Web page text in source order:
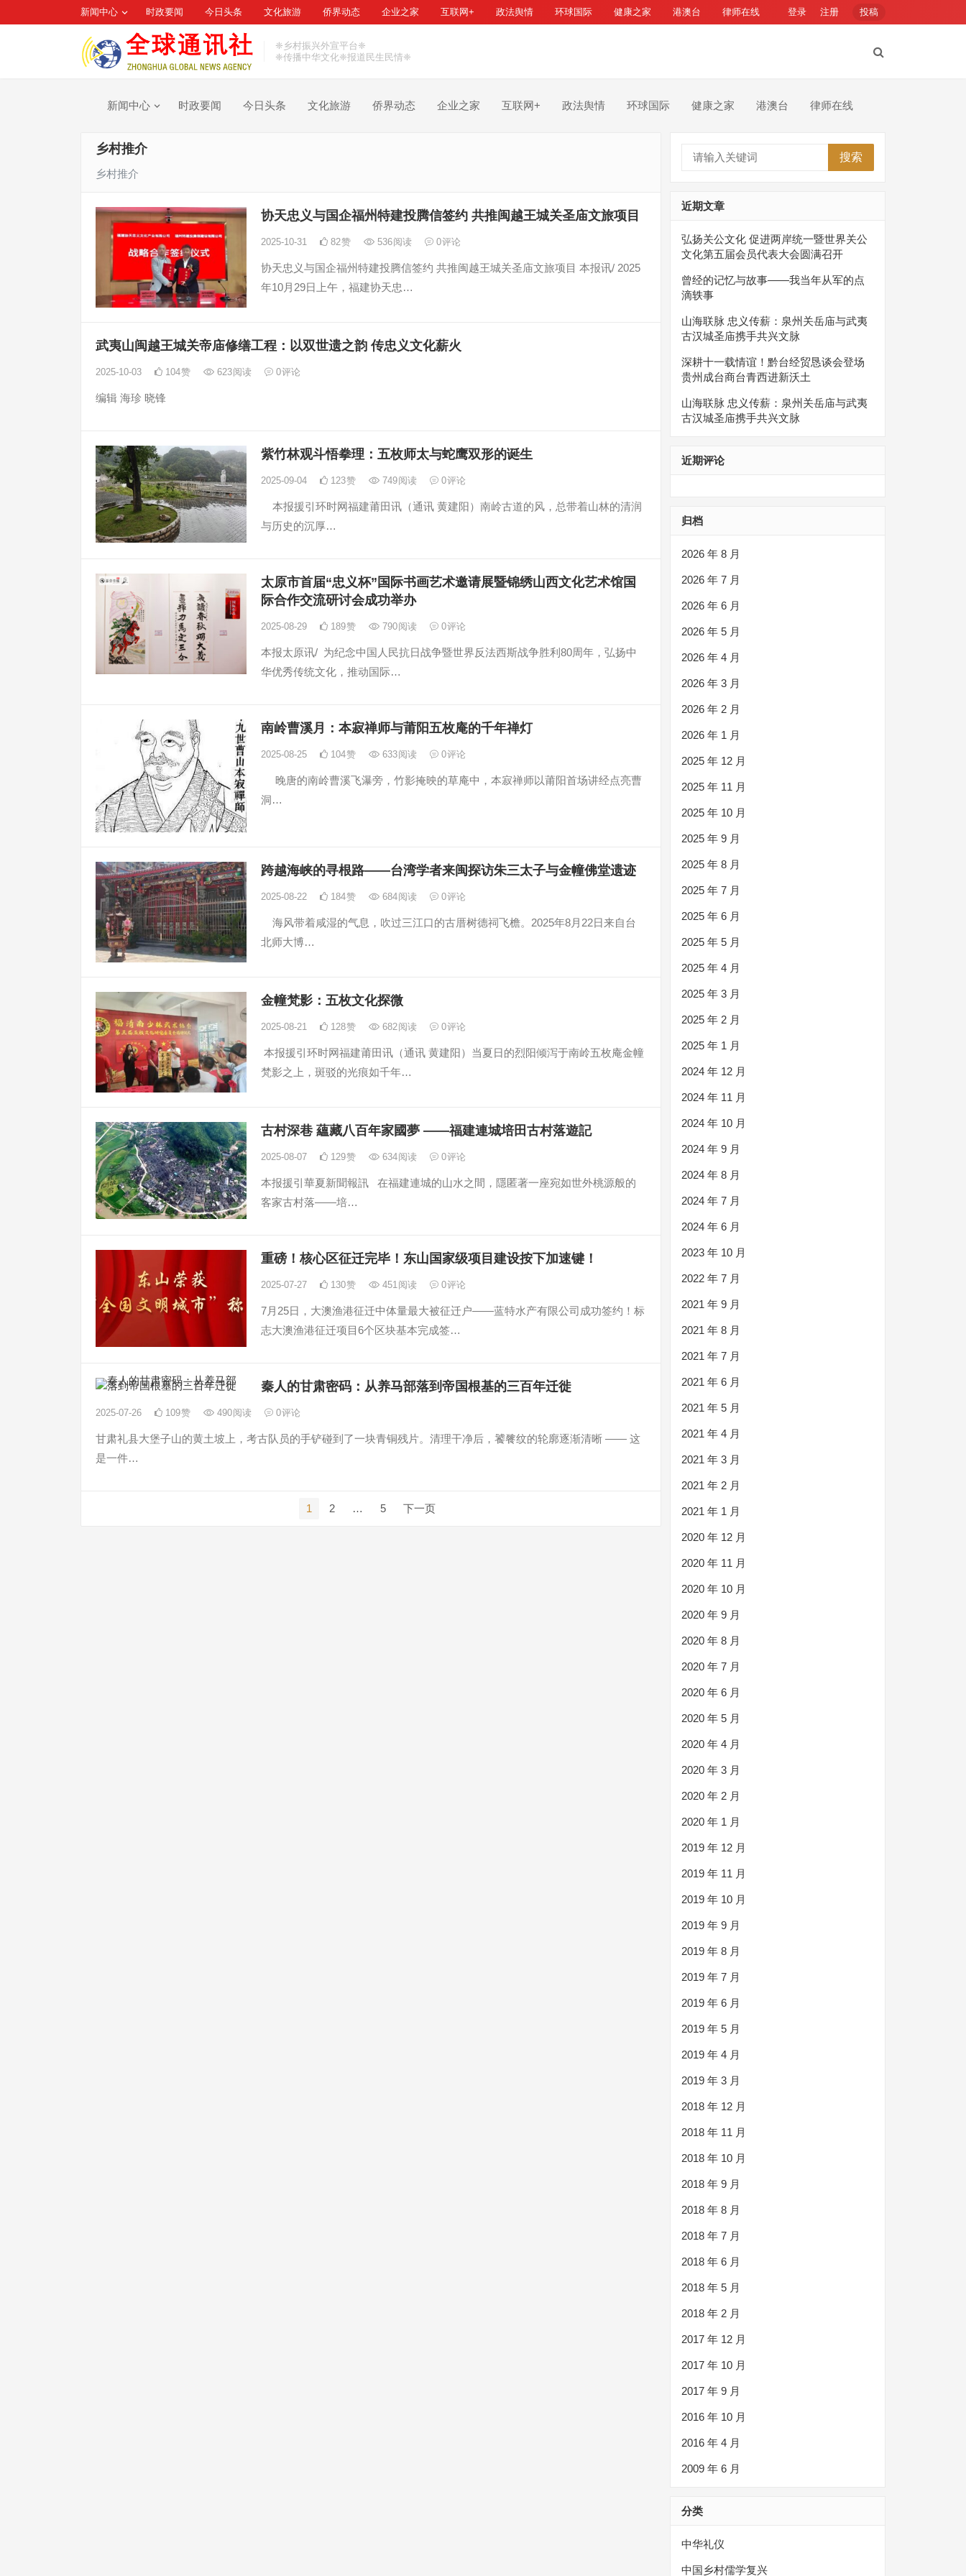
新闻中心 时政要闻 今日头条 文化旅游 侨界动态 企业之家 互联网+ 政法舆情 环球国际 健康之家 港澳台 律师在线 登录 注册 投稿
❈乡村振兴外宣平台❈
❈传播中华文化❈报道民生民情❈
新闻中心 时政要闻 今日头条 文化旅游 侨界动态 企业之家 互联网+ 政法舆情 环球国际 健康之家 港澳台 律师在线
乡村推介
乡村推介
协天忠义与国企福州特建投腾信签约 共推闽越王城关圣庙文旅项目
2025-10-31 82赞 536阅读 0评论
协天忠义与国企福州特建投腾信签约 共推闽越王城关圣庙文旅项目 本报讯/ 2025
年10月29日上午，福建协天忠…
武夷山闽越王城关帝庙修缮工程：以双世遗之韵 传忠义文化薪火
2025-10-03 104赞 623阅读 0评论
编辑 海珍 晓锋
紫竹林观斗悟拳理：五枚师太与蛇鹰双形的诞生
2025-09-04 123赞 749阅读 0评论
本报援引环时网福建莆田讯（通讯 黄建阳）南岭古道的风，总带着山林的清润
与历史的沉厚…
太原市首届“忠义杯”国际书画艺术邀请展暨锦绣山西文化艺术馆国
际合作交流研讨会成功举办
2025-08-29 189赞 790阅读 0评论
本报太原讯/ 为纪念中国人民抗日战争暨世界反法西斯战争胜利80周年，弘扬中
华优秀传统文化，推动国际…
南岭曹溪月：本寂禅师与莆阳五枚庵的千年禅灯
2025-08-25 104赞 633阅读 0评论
晚唐的南岭曹溪飞瀑旁，竹影掩映的草庵中，本寂禅师以莆阳首场讲经点亮曹
洞…
跨越海峡的寻根路——台湾学者来闽探访朱三太子与金幢佛堂遗迹
2025-08-22 184赞 684阅读 0评论
海风带着咸湿的气息，吹过三江口的古厝树德祠飞檐。2025年8月22日来自台
北师大博…
金幢梵影：五枚文化探微
2025-08-21 128赞 682阅读 0评论
本报援引环时网福建莆田讯（通讯 黄建阳）当夏日的烈阳倾泻于南岭五枚庵金幢
梵影之上，斑驳的光痕如千年…
古村深巷 蘊藏八百年家國夢 ——福建連城培田古村落遊記
2025-08-07 129赞 634阅读 0评论
本报援引華夏新聞報訊 在福建連城的山水之間，隱匿著一座宛如世外桃源般的
客家古村落——培…
重磅！核心区征迁完毕！东山国家级项目建设按下加速键！
2025-07-27 130赞 451 阅读 0评论
7月25日，大澳渔港征迁中体量最大被征迁户——蓝特水产有限公司成功签约！标
志大澳渔港征迁项目6个区块基本完成签…
秦人的甘肃密码：从养马部落到帝国根基的三百年迁徙
2025-07-26 109赞 490阅读 0评论
甘肃礼县大堡子山的黄土坡上，考古队员的手铲碰到了一块青铜残片。清理干净后，饕餮纹的轮廓逐渐清晰 —— 这
是一件…
1 2 … 5 下一页
搜索
近期文章
弘扬关公文化 促进两岸统一暨世界关公
文化第五届会员代表大会圆满召开
曾经的记忆与故事——我当年从军的点
滴轶事
山海联脉 忠义传薪：泉州关岳庙与武夷
古汉城圣庙携手共兴文脉
深耕十一载情谊！黔台经贸恳谈会登场
贵州成台商台青西进新沃土
山海联脉 忠义传薪：泉州关岳庙与武夷
古汉城圣庙携手共兴文脉
近期评论
归档
2026 年 8 月
2026 年 7 月
2026 年 6 月
2026 年 5 月
2026 年 4 月
2026 年 3 月
2026 年 2 月
2026 年 1 月
2025 年 12 月
2025 年 11 月
2025 年 10 月
2025 年 9 月
2025 年 8 月
2025 年 7 月
2025 年 6 月
2025 年 5 月
2025 年 4 月
2025 年 3 月
2025 年 2 月
2025 年 1 月
2024 年 12 月
2024 年 11 月
2024 年 10 月
2024 年 9 月
2024 年 8 月
2024 年 7 月
2024 年 6 月
2023 年 10 月
2022 年 7 月
2021 年 9 月
2021 年 8 月
2021 年 7 月
2021 年 6 月
2021 年 5 月
2021 年 4 月
2021 年 3 月
2021 年 2 月
2021 年 1 月
2020 年 12 月
2020 年 11 月
2020 年 10 月
2020 年 9 月
2020 年 8 月
2020 年 7 月
2020 年 6 月
2020 年 5 月
2020 年 4 月
2020 年 3 月
2020 年 2 月
2020 年 1 月
2019 年 12 月
2019 年 11 月
2019 年 10 月
2019 年 9 月
2019 年 8 月
2019 年 7 月
2019 年 6 月
2019 年 5 月
2019 年 4 月
2019 年 3 月
2018 年 12 月
2018 年 11 月
2018 年 10 月
2018 年 9 月
2018 年 8 月
2018 年 7 月
2018 年 6 月
2018 年 5 月
2018 年 2 月
2017 年 12 月
2017 年 10 月
2017 年 9 月
2016 年 10 月
2016 年 4 月
2009 年 6 月
分类
中华礼仪
中国乡村儒学复兴